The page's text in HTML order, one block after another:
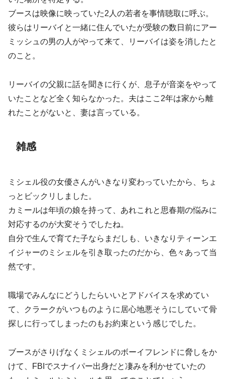
ブースは映像に映っていた2人の若者を事情聴取に呼ぶ。
彼らはリーバイと一緒に住んでいたが受験の数日前にアー
ミッシュの男の人がやって来て、リーバイは姿を消したと
のこと。
リーバイの父親に話を聞きに行くが、息子が音楽をやって
いたことなど全く知らなかった。夫はここ2年は家から離
れたことがないと、妻は言っている。
雑感
ミシェル役の女優さんがいきなり変わっていたから、ちょ
っとビックリしました。
カミールは年頃の娘を持って、あれこれと思春期の悩みに
対応するのが大変そうでしたね。
自分で生んで育てた子ならまだしも、いきなりティーンエ
イジャーのミシェルを引き取ったのだから、色々あって当
然です。
職場でみんなにどうしたらいいとアドバイスを求めてい
て、クラークがいつものように居心地悪そうにしていて骨
探しに行ってしまったのもお約束という感じでした。
ブースがさりげなくミシェルのボーイフレンドに脅しをか
けて、FBIでスナイパー出身だと凄みを利かせていたの